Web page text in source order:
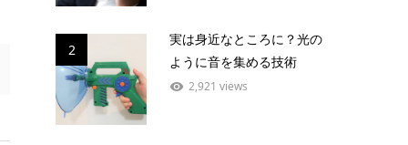
2
実は身近なところに？光の
ように音を集める技術
2,921 views